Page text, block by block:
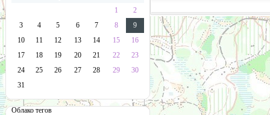
1
2
3
4 5 6 7 8
9
10
11 12 13 14 15
16
17
18 19 20 21 22
23
24
25 26 27 28 29
30
31
Облако тегов